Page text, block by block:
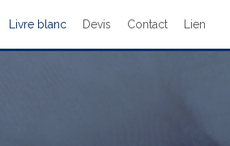
Livre blanc Devis Contact Lien